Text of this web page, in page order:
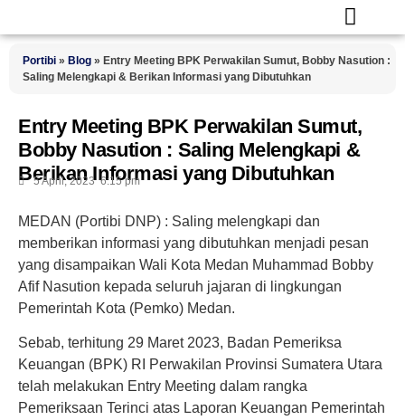
Portibi » Blog » Entry Meeting BPK Perwakilan Sumut, Bobby Nasution :
Saling Melengkapi & Berikan Informasi yang Dibutuhkan
Entry Meeting BPK Perwakilan Sumut,
Bobby Nasution : Saling Melengkapi &
Berikan Informasi yang Dibutuhkan
5 April, 2023 6:15 pm
MEDAN (Portibi DNP) : Saling melengkapi dan
memberikan informasi yang dibutuhkan menjadi pesan
yang disampaikan Wali Kota Medan Muhammad Bobby
Afif Nasution kepada seluruh jajaran di lingkungan
Pemerintah Kota (Pemko) Medan.
Sebab, terhitung 29 Maret 2023, Badan Pemeriksa
Keuangan (BPK) RI Perwakilan Provinsi Sumatera Utara
telah melakukan Entry Meeting dalam rangka
Pemeriksaan Terinci atas Laporan Keuangan Pemerintah